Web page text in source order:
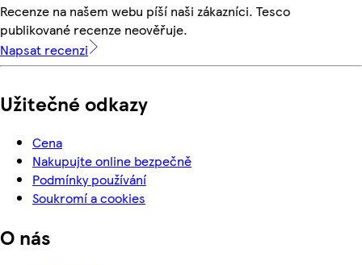
Recenze na našem webu píší naši zákazníci. Tesco
publikované recenze neověřuje.
Napsat recenzi
Užitečné odkazy
Cena
Nakupujte online bezpečně
Podmínky používání
Soukromí a cookies
O nás